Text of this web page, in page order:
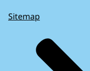
Sitemap